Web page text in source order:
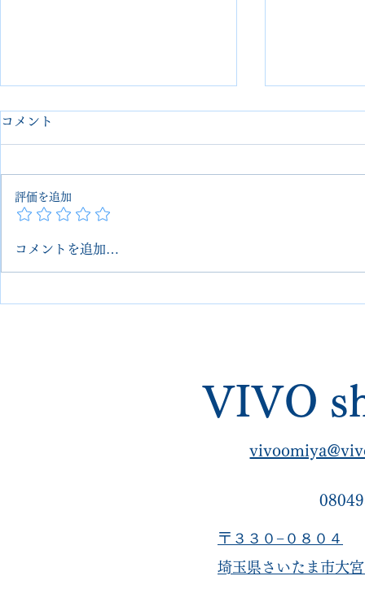
WESCOブーツ vibram2060
コメント
評価を追加
コメントを追加…
VIVO
〒３３０−０８０４
埼玉県さいたま市大